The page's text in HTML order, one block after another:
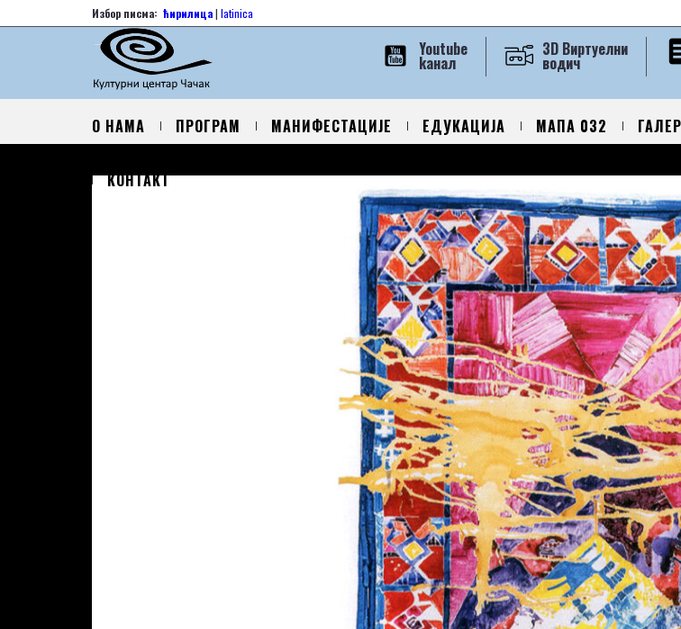
Избор писма: ћирилица| latinica
3D Виртуелни
водич
Youtube
kанал
О НАМА ПРОГРАМ МАНИФЕСТАЦИЈЕ ЕДУКАЦИЈА МАПА 032
КОНТАКТ